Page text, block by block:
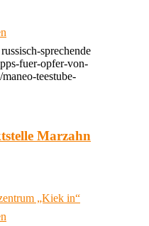
sprechende
fuer-opfer-von-
teestube-
Marzahn
„Kiek in“